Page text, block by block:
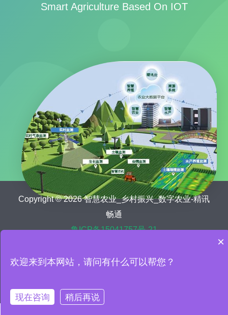
Smart Agriculture Based On IOT
Copyright © 2026 智慧农业_乡村振兴_数字农业-精讯
畅通
鲁ICP备15041757号-21
数字乡村解决方案
智慧农业设备
×
欢迎来到本网站，请问有什么可以帮您？
现在咨询 稍后再说